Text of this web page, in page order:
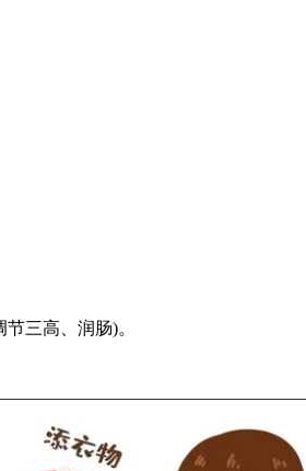
三高、润肠)。